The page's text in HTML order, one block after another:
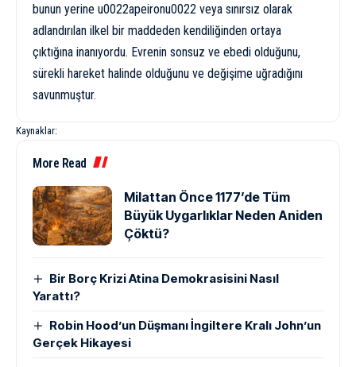
bunun yerine u0022apeironu0022 veya sınırsız olarak
adlandırılan ilkel bir maddeden kendiliğinden ortaya
çıktığına inanıyordu. Evrenin sonsuz ve ebedi olduğunu,
sürekli hareket halinde olduğunu ve değişime uğradığını
savunmuştur.
Kaynaklar:
More Read
Milattan Önce 1177’de Tüm
Büyük Uygarlıklar Neden Aniden
Çöktü?
Bir Borç Krizi Atina Demokrasisini Nasıl
Yarattı?
Robin Hood’un Düşmanı İngiltere Kralı John’un
Gerçek Hikayesi